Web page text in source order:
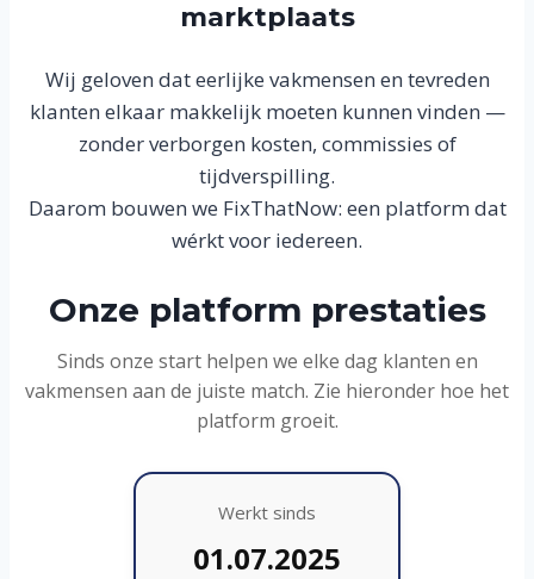
marktplaats
Wij geloven dat eerlijke vakmensen en tevreden
klanten elkaar makkelijk moeten kunnen vinden —
zonder verborgen kosten, commissies of
tijdverspilling.
Daarom bouwen we FixThatNow: een platform dat
wérkt voor iedereen.
Onze platform prestaties
Sinds onze start helpen we elke dag klanten en
vakmensen aan de juiste match. Zie hieronder hoe het
platform groeit.
Werkt sinds
01.07.2025